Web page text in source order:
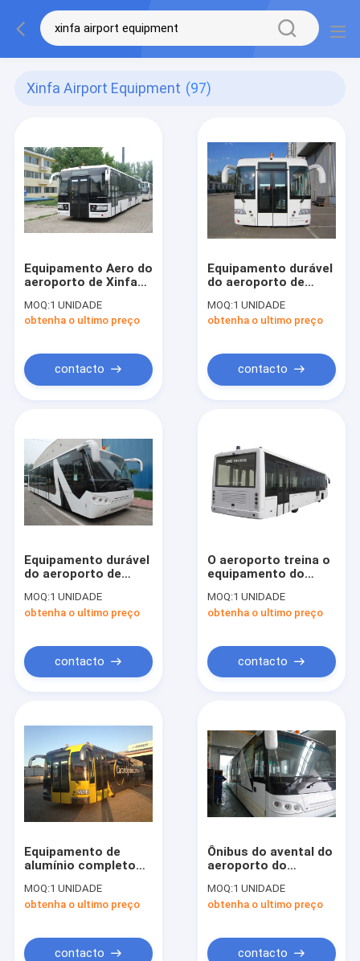
Xinfa Airport Equipment (97)
Equipamento Aero do
aeroporto de Xinfa
passageiros com
avental de alumínio
MOQ:1 UNIDADE
obtenha o ultimo preço
contacto
Equipamento durável
do aeroporto de
condicionamento de
ar de THERMOKING
MOQ:1 UNIDADE
obtenha o ultimo preço
contacto
Equipamento durável
do aeroporto de
passageiro do
aeroporto com
MOQ:1 UNIDADE
obtenha o ultimo preço
contacto
O aeroporto treina o
equipamento do
com
condicionamento de
MOQ:1 UNIDADE
obtenha o ultimo preço
contacto
Equipamento de
alumínio completo
Xinfa do corpo,
transfer do
MOQ:1 UNIDADE
obtenha o ultimo preço
contacto
Ônibus do avental do
aeroporto do
aeroporto de Xinfa
do passageiro da
MOQ:1 UNIDADE
obtenha o ultimo preço
contacto